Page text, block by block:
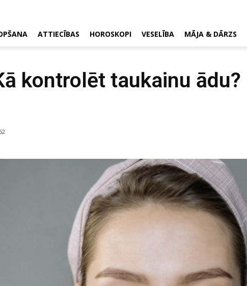
ATTIECĪBAS HOROSKOPI VESELĪBA MĀJA & DĀRZS
kontrolēt taukainu ādu?